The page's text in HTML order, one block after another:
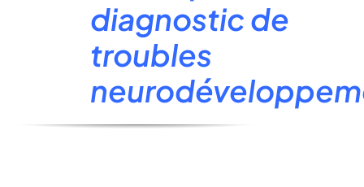
diagnostic de
troubles